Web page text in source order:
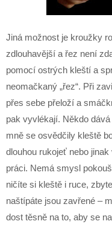
Jiná možnost je kroužky
zdlouhavější a řez není
pomocí ostrých kleští a
neomačkaný „řez“. Při
přes sebe přeloží a
pak vyvlékají. Někdo
mně se osvědčily kleště
dlouhou rukojeť nebo
práci. Nemá smysl
ničíte si kleště i ruce,
naštípáte jsou zavřené –
dost těsně na to, aby se